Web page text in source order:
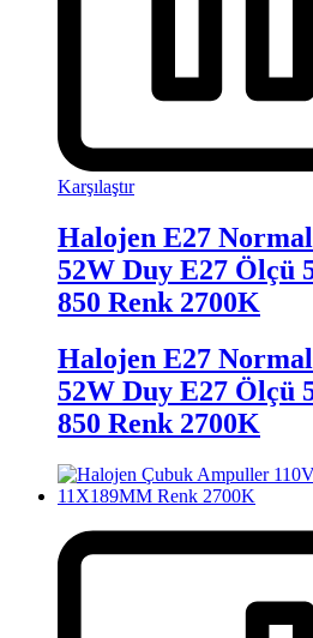
Karşılaştır
Halojen E27
52W Duy E27 Ölçü
850 Renk 2700K
Halojen E27
52W Duy E27 Ölçü
850 Renk 2700K